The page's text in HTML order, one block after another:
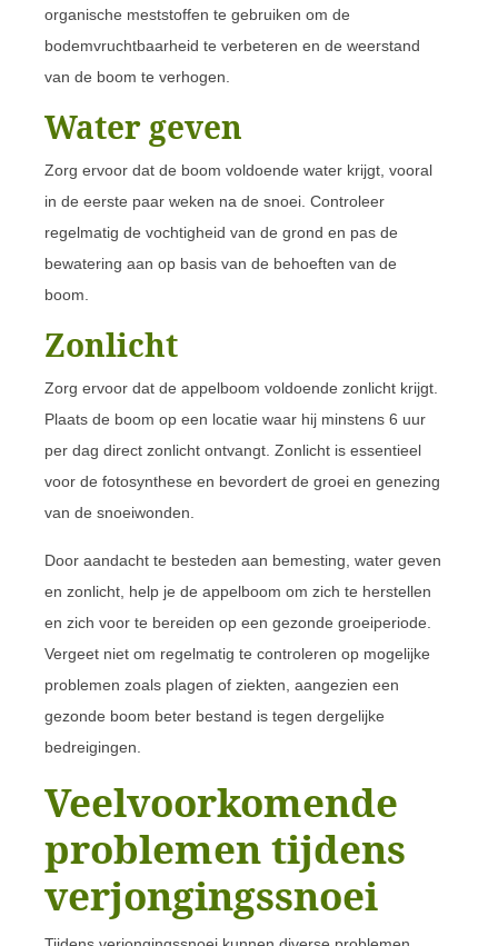
organische meststoffen te gebruiken om de
bodemvruchtbaarheid te verbeteren en de weerstand
van de boom te verhogen.
Water geven
Zorg ervoor dat de boom voldoende water krijgt, vooral
in de eerste paar weken na de snoei. Controleer
regelmatig de vochtigheid van de grond en pas de
bewatering aan op basis van de behoeften van de
boom.
Zonlicht
Zorg ervoor dat de appelboom voldoende zonlicht krijgt.
Plaats de boom op een locatie waar hij minstens 6 uur
per dag direct zonlicht ontvangt. Zonlicht is essentieel
voor de fotosynthese en bevordert de groei en genezing
van de snoeiwonden.
Door aandacht te besteden aan bemesting, water geven
en zonlicht, help je de appelboom om zich te herstellen
en zich voor te bereiden op een gezonde groeiperiode.
Vergeet niet om regelmatig te controleren op mogelijke
problemen zoals plagen of ziekten, aangezien een
gezonde boom beter bestand is tegen dergelijke
bedreigingen.
Veelvoorkomende
problemen tijdens
verjongingssnoei